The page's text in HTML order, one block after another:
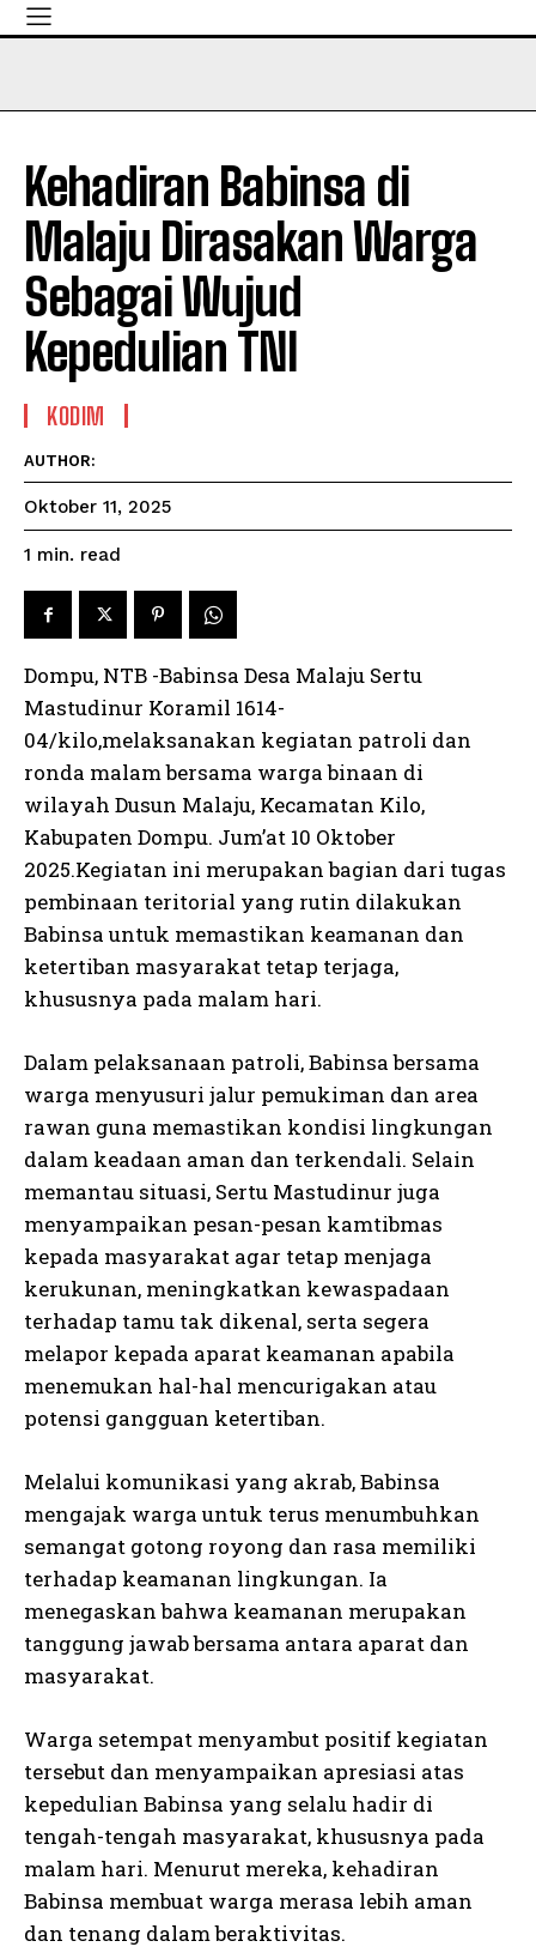
Kehadiran Babinsa di
Malaju Dirasakan Warga
Sebagai Wujud
Kepedulian TNI
KODIM
AUTHOR:
Oktober 11, 2025
1 min. read
Dompu, NTB -Babinsa Desa Malaju Sertu
Mastudinur Koramil 1614-
04/kilo,melaksanakan kegiatan patroli dan
ronda malam bersama warga binaan di
wilayah Dusun Malaju, Kecamatan Kilo,
Kabupaten Dompu. Jum’at 10 Oktober
2025.Kegiatan ini merupakan bagian dari tugas
pembinaan teritorial yang rutin dilakukan
Babinsa untuk memastikan keamanan dan
ketertiban masyarakat tetap terjaga,
khususnya pada malam hari.
Dalam pelaksanaan patroli, Babinsa bersama
warga menyusuri jalur pemukiman dan area
rawan guna memastikan kondisi lingkungan
dalam keadaan aman dan terkendali. Selain
memantau situasi, Sertu Mastudinur juga
menyampaikan pesan-pesan kamtibmas
kepada masyarakat agar tetap menjaga
kerukunan, meningkatkan kewaspadaan
terhadap tamu tak dikenal, serta segera
melapor kepada aparat keamanan apabila
menemukan hal-hal mencurigakan atau
potensi gangguan ketertiban.
Melalui komunikasi yang akrab, Babinsa
mengajak warga untuk terus menumbuhkan
semangat gotong royong dan rasa memiliki
terhadap keamanan lingkungan. Ia
menegaskan bahwa keamanan merupakan
tanggung jawab bersama antara aparat dan
masyarakat.
Warga setempat menyambut positif kegiatan
tersebut dan menyampaikan apresiasi atas
kepedulian Babinsa yang selalu hadir di
tengah-tengah masyarakat, khususnya pada
malam hari. Menurut mereka, kehadiran
Babinsa membuat warga merasa lebih aman
dan tenang dalam beraktivitas.